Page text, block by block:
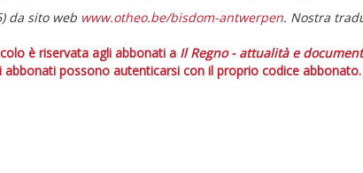
da sito web www.otheo.be/bisdom-antwerpen. Nostra
è riservata agli abbonati a Il Regno - attualità e
abbonati possono autenticarsi con il proprio codice abbonato.